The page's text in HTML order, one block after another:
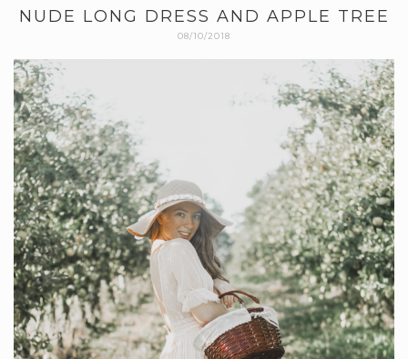
NUDE LONG DRESS AND APPLE TREE
08/10/2018